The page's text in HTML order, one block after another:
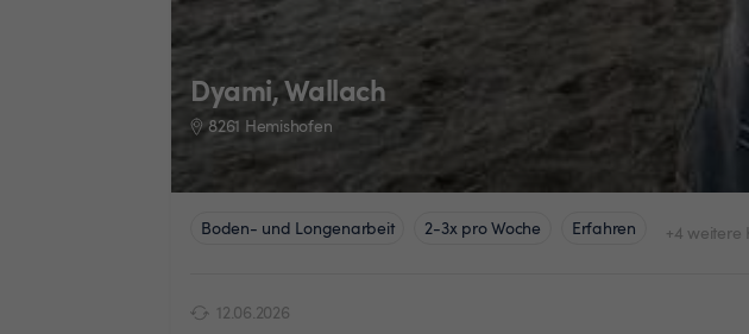
Dyami, Wallach
8261 Hemishofen
Boden- und Longenarbeit 2-3x pro Woche Erfahren +4 weitere
12.06.2026